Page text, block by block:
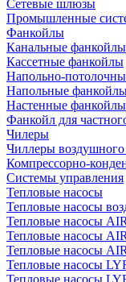
Сетевые шлюзы
Промышленные
Фанкойлы
Канальные фанкойлы
Кассетные фанкойлы
Напольно-
Напольные
Настенные фанкойлы
Фанкойл для
Чилеры
Чиллеры
Компрессорно-
Системы управления
Тепловые насосы
Тепловые насосы
Тепловые насосы
Тепловые насосы
Тепловые насосы
Тепловые насосы
Тепловые насосы